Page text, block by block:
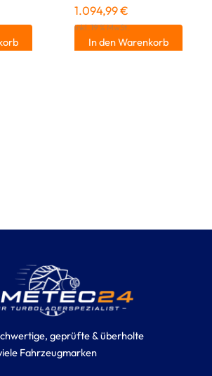
1.094,99€
inkl. 19 % MwSt.
In den Warenkorb
geprüfte & überholte
Fahrzeugmarken